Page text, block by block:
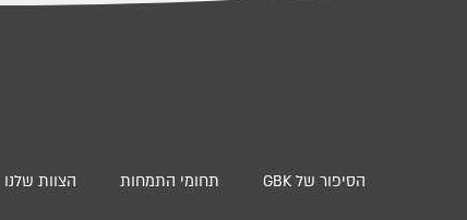
הסיפור של GBK תחומי התמחות הצוות שלנו